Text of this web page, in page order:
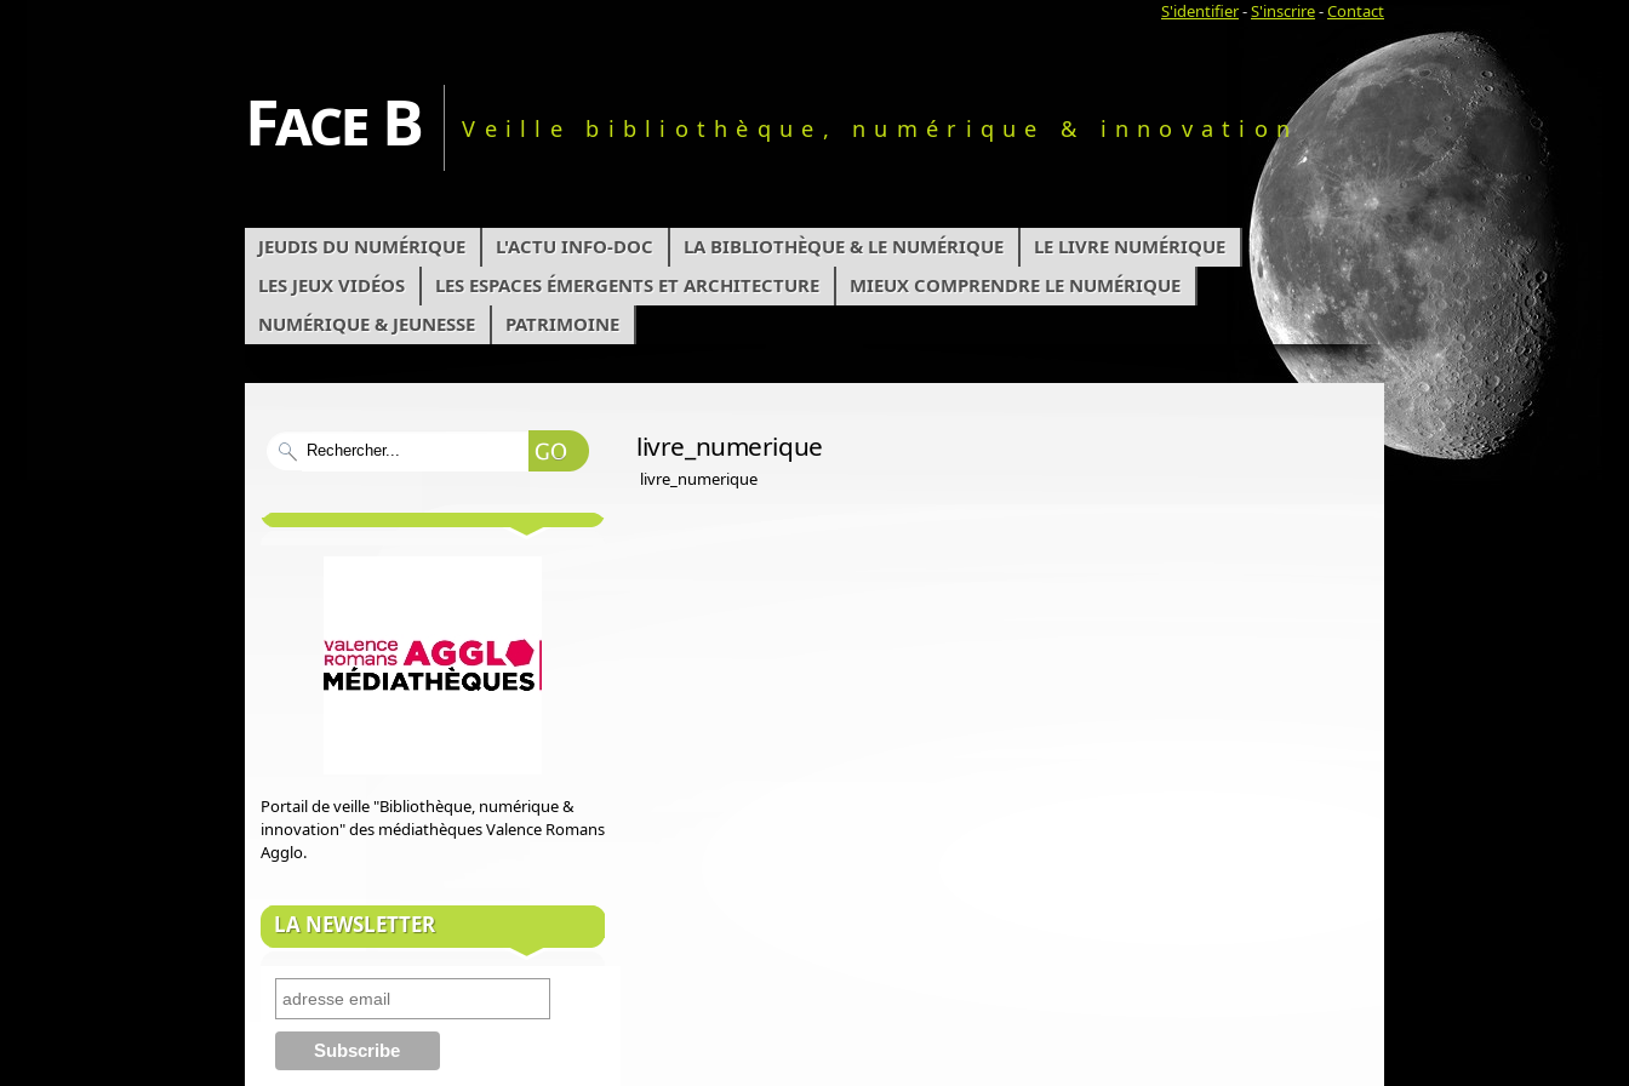
S'identifier-S'inscrire-Contact
Face B Veille bibliothèque, numérique & innovation
JEUDIS DU NUMÉRIQUE L'ACTU INFO-DOC LA BIBLIOTHÈQUE & LE NUMÉRIQUE
LE LIVRE NUMÉRIQUE
LES JEUX VIDÉOS
LES ESPACES ÉMERGENTS ET ARCHITECTURE
MIEUX COMPRENDRE LE NUMÉRIQUE
NUMÉRIQUE & JEUNESSE
PATRIMOINE
livre_numerique
livre_numerique
Portail de veille "Bibliothèque, numérique &
innovation" des médiathèques Valence Romans
Agglo.
LA NEWSLETTER